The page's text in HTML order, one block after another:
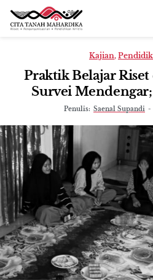
Kajian,
Praktik Belajar
Survei
Penulis: Saenal Supandi -